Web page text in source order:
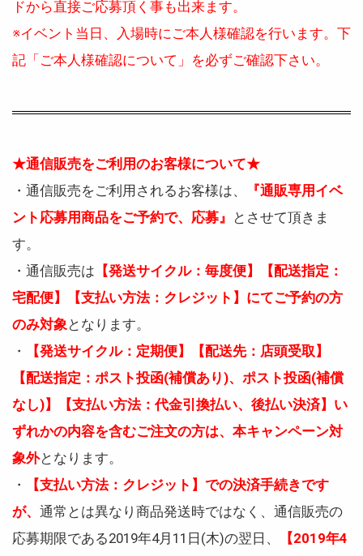
ドから直接ご応募頂く事も出来ます。
※イベント当日、入場時にご本人様確認を行います。下
記「ご本人様確認について」を必ずご確認下さい。
★通信販売をご利用のお客様について★
・通信販売をご利用されるお客様は、
『通販専用イベ
ント応募用商品をご予約で、応募』 とさせて頂きま
す。
・通信販売は 【発送サイクル：毎度便】【配送指定：
宅配便】【支払い方法：クレジット】にてご予約の方
のみ対象となります。
・
【発送サイクル：定期便】【配送先：店頭受取】
【配送指定：ポスト投函(補償あり)、ポスト投函(補償
なし)】【支払い方法：代金引換払い、後払い決済】い
ずれかの内容を含むご注文の方は、本キャンペーン対
象外となります。
・
【支払い方法：クレジット】での決済手続きです
が、 通常とは異なり商品発送時ではなく、通信販売の
応募期限である2019年4月11日(木)の翌日、
【2019年4